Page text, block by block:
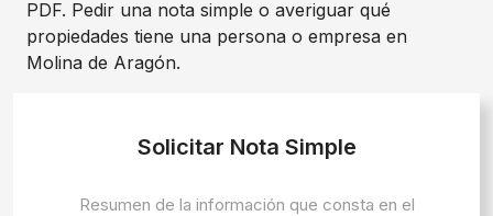
PDF. Pedir una nota simple o averiguar qué
propiedades tiene una persona o empresa en
Molina de Aragón.
Solicitar Nota Simple
Resumen de la información que consta en el